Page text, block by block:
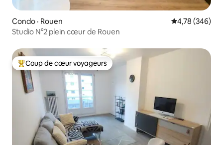
Condo · Rouen Note
4,78 (346)
Studio N°2 plein cœur de Rouen
Coup de cœur voyageurs parmi les plus aimés
Coup de cœur voyageurs